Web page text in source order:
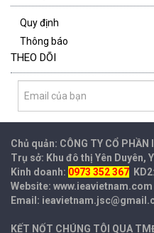
Quy định
Thông báo
THEO DÕI
Chủ quản: CÔNG TY CỔ PHẦN
Trụ sở: Khu đô thị Yên Duyên,
Kinh doanh: 0973 352 367 KD2:
Website: www.ieavietnam.com
Email:
KẾT NỐT CHÚNG TÔI QUA